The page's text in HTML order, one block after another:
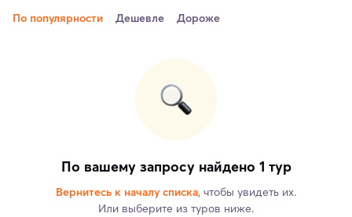
По популярности Дешевле Дороже
По вашему запросу найдено 1 тур
Вернитесь к началу списка, чтобы увидеть их.
Или выберите из туров ниже.